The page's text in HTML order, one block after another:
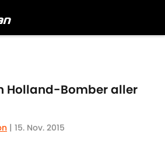
Holland-Bomber aller
| 15. Nov. 2015